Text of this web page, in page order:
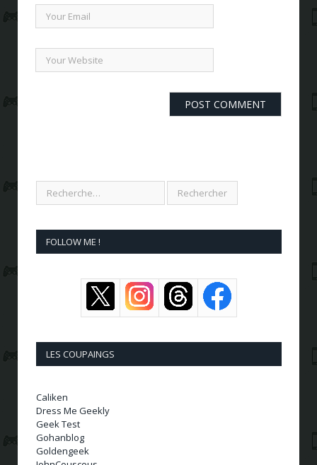
FOLLOW ME !
LES COUPAINGS
Caliken
Dress Me Geekly
Geek Test
Gohanblog
Goldengeek